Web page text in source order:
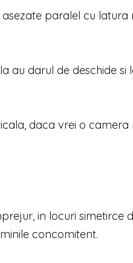
paralel cu latura
au darul de deschide si
daca vrei o camera
in locuri simetirce
concomitent.